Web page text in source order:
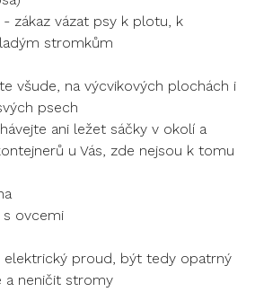
- zákaz vázat psy k plotu, k
stromkům
všude, na výcvikových plochách i
psech
ani ležet sáčky v okolí a
u Vás, zde nejsou k tomu
s ovcemi
elektrický proud, být tedy opatrný
a neničit stromy